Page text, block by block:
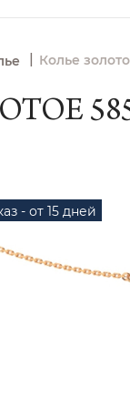
Колье
- от 15 дней